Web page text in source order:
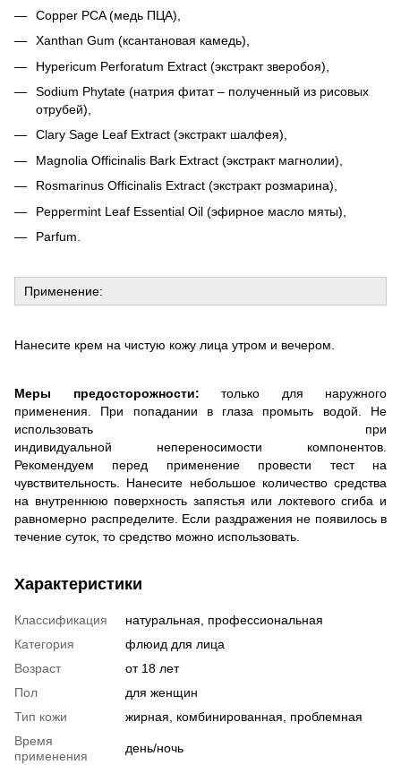
Copper PCA (медь ПЦА),
Xanthan Gum (ксантановая камедь),
Hypericum Perforatum Extract (экстракт зверобоя),
Sodium Phytate (натрия фитат – полученный из рисовых
отрубей),
Clary Sage Leaf Extract (экстракт шалфея),
Magnolia Officinalis Bark Extract (экстракт магнолии),
Rosmarinus Officinalis Еxtract (экстракт розмарина),
Peppermint Leaf Essential Oil (эфирное масло мяты),
Parfum.
Применение:
Нанесите крем на чистую кожу лица утром и вечером.
Меры предосторожности: только для наружного
применения. При попадании в глаза промыть водой. Не
использовать при
индивидуальной непереносимости компонентов.
Рекомендуем перед применение провести тест на
чувствительность. Нанесите небольшое количество средства
на внутреннюю поверхность запястья или локтевого сгиба и
равномерно распределите. Если раздражения не появилось в
течение суток, то средство можно использовать.
Характеристики
Классификация
натуральная, профессиональная
Категория
флюид для лица
Возраст
от 18 лет
Пол
для женщин
Тип кожи
жирная, комбинированная, проблемная
Время
применения
день/ночь